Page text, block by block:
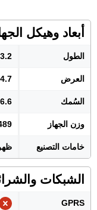
أبعاد وهيكل
الطول
العرض
السُمك 6.6 ملم
وزن الجهاز 489
خامات التصنيع
الشبكات
GPRS